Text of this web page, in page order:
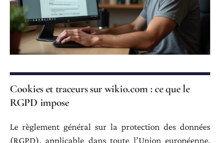
Cookies et traceurs sur wikio.com : ce que le
RGPD impose
Le règlement général sur la protection des données
(RGPD), applicable dans toute l’Union européenne,